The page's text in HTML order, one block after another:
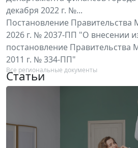
декабря 2022 г. №...
Постановление Правительства
2026 г. № 2037-ПП "О внесении
постановление Правительства
2011 г. № 334-ПП"
Все региональные документы
Статьи